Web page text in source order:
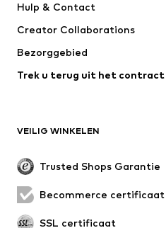
Nike Sportswear
Hulp & Contact
Creator Collaborations
Bezorggebied
Trek u terug uit het contract
VEILIG WINKELEN
Trusted Shops Garantie
Becommerce certificaat
SSL certificaat